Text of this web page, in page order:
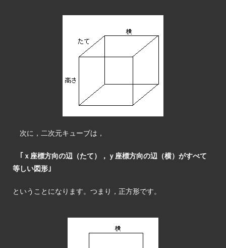
次に，二次元キューブは，
｢ｘ座標方向の辺（たて），ｙ座標方向の辺（横）がすべて
等しい図形｣
ということになります。つまり，正方形です。